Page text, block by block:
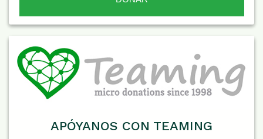
APÓYANOS CON TEAMING